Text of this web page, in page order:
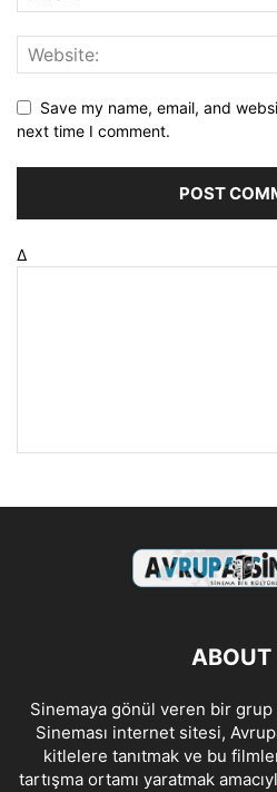
Save my name, email, and
next time I comment.
Δ
ABOUT
Sinemaya gönül veren bir
Sineması internet sitesi,
kitlelere tanıtmak ve bu
tartışma ortamı yaratmak